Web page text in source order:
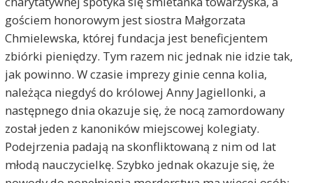
gościem honorowym jest siostra Małgorzata
Chmielewska, której fundacja jest beneficjentem
zbiórki pieniędzy. Tym razem nic jednak nie idzie tak,
jak powinno. W czasie imprezy ginie cenna kolia,
należąca niegdyś do królowej Anny Jagiellonki, a
następnego dnia okazuje się, że nocą zamordowany
został jeden z kanoników miejscowej kolegiaty.
Podejrzenia padają na skonfliktowaną z nim od lat
młodą nauczycielkę. Szybko jednak okazuje się, że